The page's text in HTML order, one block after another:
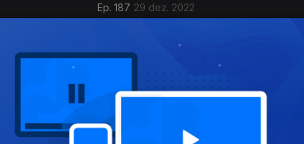
Ep. 187 29 dez. 2022